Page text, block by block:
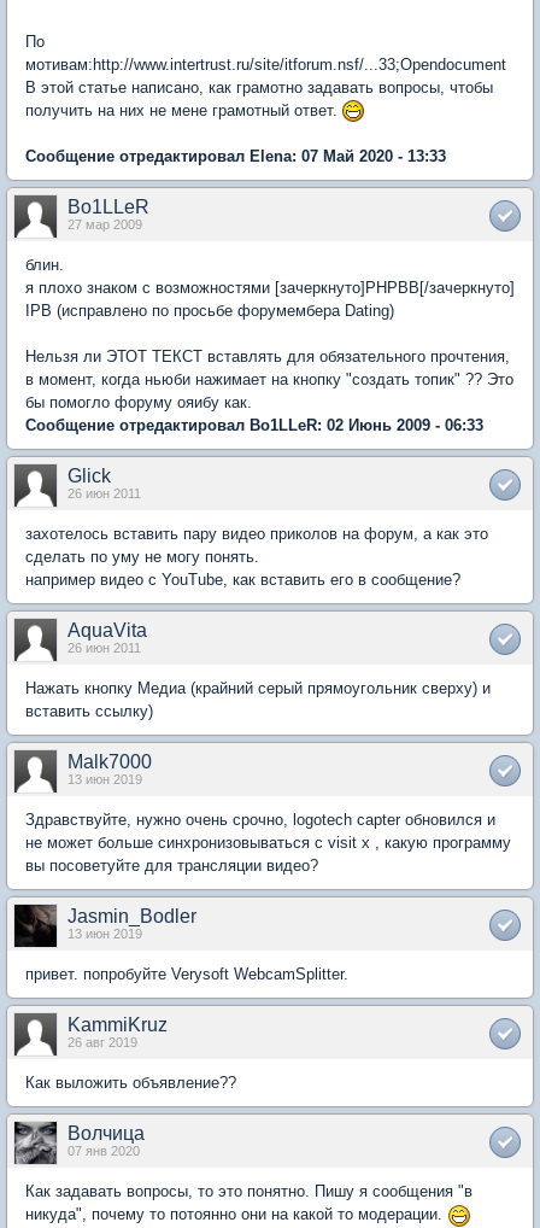
По
мотивам:http://www.intertrust.ru/site/itforum.nsf/...33;Opendocument
В этой статье написано, как грамотно задавать вопросы, чтобы
получить на них не мене грамотный ответ.
Сообщение отредактировал Elena: 07 Май 2020 - 13:33
Bo1LLeR
27 мар 2009
блин.
я плохо знаком с возможностями [зачеркнуто]PHPBB[/зачеркнуто]
IPB (исправлено по просьбе форумембера Dating)
Нельзя ли ЭТОТ ТЕКСТ вставлять для обязательного прочтения,
в момент, когда ньюби нажимает на кнопку "создать топик" ?? Это
бы помогло форуму ояибу как.
Сообщение отредактировал Bo1LLeR: 02 Июнь 2009 - 06:33
Glick
26 июн 2011
захотелось вставить пару видео приколов на форум, а как это
сделать по уму не могу понять.
например видео с YouTube, как вставить его в сообщение?
AquaVita
26 июн 2011
Нажать кнопку Медиа (крайний серый прямоугольник сверху) и
вставить ссылку)
Malk7000
13 июн 2019
Здравствуйте, нужно очень срочно, logotech capter обновился и
не может больше синхронизовываться с visit x , какую программу
вы посоветуйте для трансляции видео?
Jasmin_Bodler
13 июн 2019
привет. попробуйте Verysoft WebcamSplitter.
KammiKruz
26 авг 2019
Как выложить объявление??
Волчица
07 янв 2020
Как задавать вопросы, то это понятно. Пишу я сообщения "в
никуда", почему то потоянно они на какой то модерации.